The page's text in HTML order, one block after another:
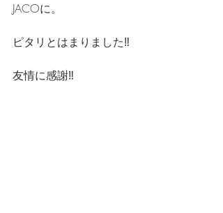
JACOに。
ピタリとはまりました‼️
友情に感謝‼️